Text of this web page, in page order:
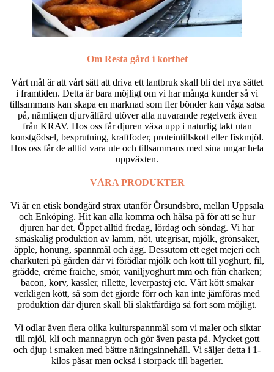
Om Resta gård i korthet
Vårt mål är att vårt sätt att driva ett lantbruk skall bli det nya sättet
i framtiden. Detta är bara möjligt om vi har många kunder så vi
tillsammans kan skapa en marknad som fler bönder kan våga satsa
på, nämligen djurvälfärd utöver alla nuvarande regelverk även
från KRAV. Hos oss får djuren växa upp i naturlig takt utan
konstgödsel, besprutning, kraftfoder, proteintillskott eller fiskmjöl.
Hos oss får de alltid vara ute och tillsammans med sina ungar hela
uppväxten.
VÅRA PRODUKTER
Vi är en etisk bondgård strax utanför Örsundsbro, mellan Uppsala
och Enköping. Hit kan alla komma och hälsa på för att se hur
djuren har det. Öppet alltid fredag, lördag och söndag. Vi har
småskalig produktion av lamm, nöt, utegrisar, mjölk, grönsaker,
äpple, honung, spannmål och ägg. Dessutom ett eget mejeri och
charkuteri på gården där vi förädlar mjölk och kött till yoghurt, fil,
grädde, crème fraiche, smör, vaniljyoghurt mm och från charken;
bacon, korv, kassler, rillette, leverpastej etc. Vårt kött smakar
verkligen kött, så som det gjorde förr och kan inte jämföras med
produktion där djuren skall bli slaktfärdiga så fort som möjligt.
Vi odlar även flera olika kulturspannmål som vi maler och siktar
till mjöl, kli och mannagryn och gör även pasta på. Mycket gott
och djup i smaken med bättre näringsinnehåll. Vi säljer detta i 1-
kilos påsar men också i storpack till bagerier.